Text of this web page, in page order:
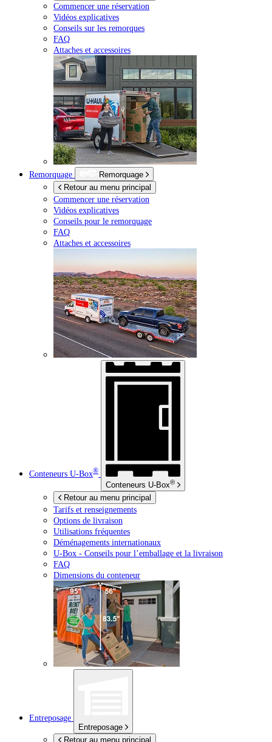
Commencer une réservation
Vidéos explicatives
Conseils sur les remorques
FAQ
Attaches et accessoires
Remorquage
Remorquage
Retour au menu principal
Commencer une réservation
Vidéos explicatives
Conseils pour le remorquage
FAQ
Attaches et accessoires
Conteneurs U-Box®
Conteneurs U-Box®
Retour au menu principal
Tarifs et renseignements
Options de livraison
Utilisations fréquentes
Déménagements internationaux
U-Box - Conseils pour l’emballage et la livraison
FAQ
Dimensions du conteneur
Entreposage
Entreposage
Retour au menu principal